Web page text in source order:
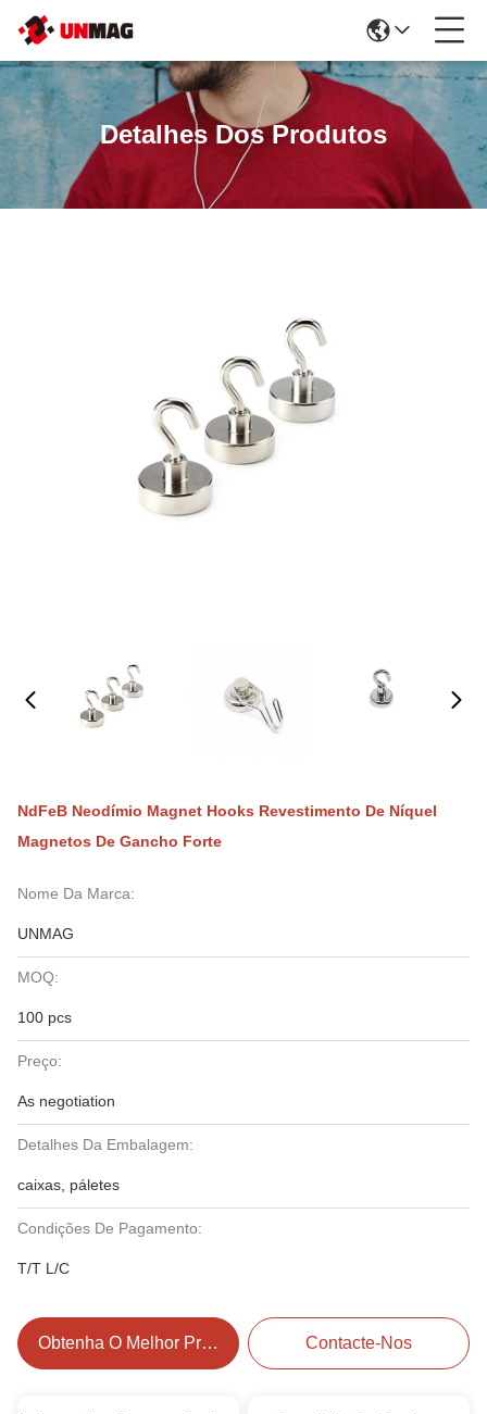
Detalhes Dos Produtos
NdFeB Neodímio Magnet Hooks Revestimento De Níquel
Magnetos De Gancho Forte
Nome Da Marca:
UNMAG
MOQ:
100 pcs
Preço:
As negotiation
Detalhes Da Embalagem:
caixas, páletes
Condições De Pagamento:
T/T L/C
Obtenha O Melhor Preço Contacte-Nos